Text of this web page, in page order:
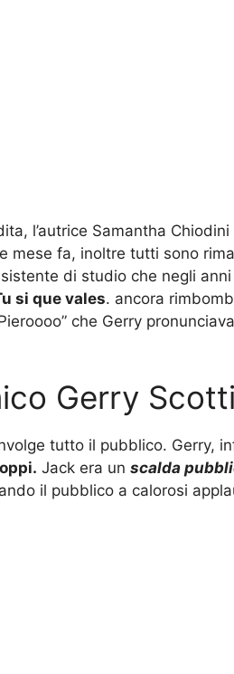
l’autrice Samantha Chiodini
mese fa, inoltre tutti sono
di studio che negli anni
si que vales. ancora
che Gerry
Gerry Scotti
tutto il pubblico. Gerry,
Jack era un scalda
il pubblico a calorosi